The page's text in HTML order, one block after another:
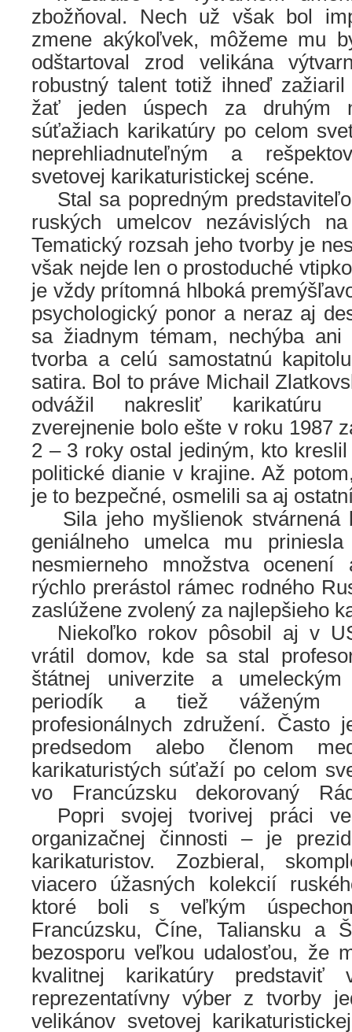
zbožňoval. Nech už však bol
zmene akýkoľvek, môžeme mu
odštartoval zrod velikána
robustný talent totiž ihneď
žať jeden úspech za druhým
súťažiach karikatúry po celom
neprehliadnuteľným a
svetovej karikaturistickej scéne.
Stal sa popredným
ruských umelcov nezávislých
Tematický rozsah jeho tvorby je
však nejde len o prostoduché
je vždy prítomná hlboká
psychologický ponor a neraz aj
sa žiadnym témam, nechýba ani
tvorba a celú samostatnú
satira. Bol to práve Michail
odvážil nakresliť karikatúru
zverejnenie bolo ešte v roku 1987
2 – 3 roky ostal jediným, kto
politické dianie v krajine. Až
je to bezpečné, osmelili sa aj
Sila jeho myšlienok stvárnená
geniálneho umelca mu
nesmierneho množstva
rýchlo prerástol rámec rodného
zaslúžene zvolený za najlepšieho
Niekoľko rokov pôsobil aj v
vrátil domov, kde sa stal
štátnej univerzite a
periodík a tiež váženým
profesionálnych združení. Často
predsedom alebo členom
karikaturistých súťaží po celom
vo Francúzsku dekorovaný
Popri svojej tvorivej práci
organizačnej činnosti – je
karikaturistov. Zozbieral,
viacero úžasných kolekcií
ktoré boli s veľkým
Francúzsku, Číne, Taliansku a
bezosporu veľkou udalosťou, že
kvalitnej karikatúry predstaviť
reprezentatívny výber z tvorby
velikánov svetovej